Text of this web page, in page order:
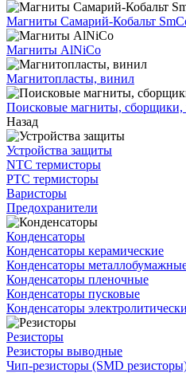
Магниты Самарий-Кобальт
Магниты AlNiCo
Магнитопласты, винил
Поисковые магниты, сборщики,
Назад
Устройства защиты
NTC термисторы
PTC термисторы
Варисторы
Предохранители
Конденсаторы
Конденсаторы керамические
Конденсаторы
Конденсаторы пленочные
Конденсаторы пусковые
Конденсаторы
Резисторы
Резисторы выводные
Чип-резисторы (SMD